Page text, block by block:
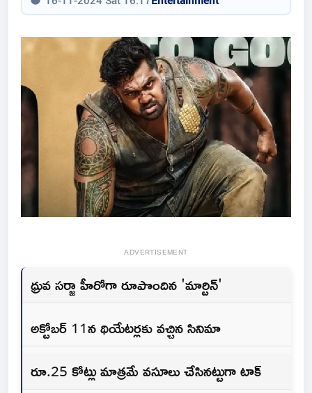
ADVERTISEMENT
ధ్రువ సర్జా హీరోగా రూపొందిన 'మార్టిన్'
అక్టోబర్ 11న థియేటర్లకు వచ్చిన సినిమా
రూ.25 కోట్లు మాత్రమే వసూలు చేసినట్టుగా టాక్